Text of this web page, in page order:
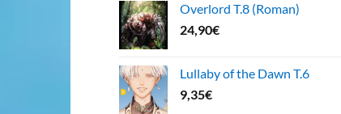
Overlord T.8 (Roman)
24,90€
Lullaby of the Dawn T.6
9,35€